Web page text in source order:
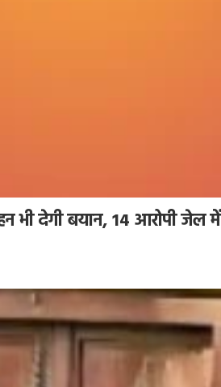
भी देगी बयान, 14 आरोपी जेल में